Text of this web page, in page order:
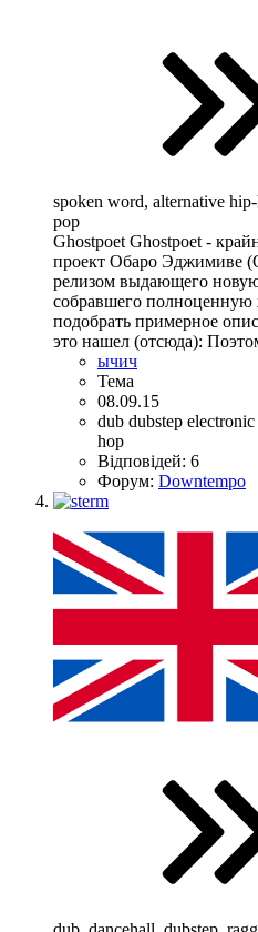
spoken word, alternative
pop
Ghostpoet Ghostpoet -
проект Обаро Эджимиве
релизом выдающего
собравшего
подобрать примерное
это нашел (отсюда):
ычич
Тема
08.09.15
dub dubstep electronic
hop
Відповідей: 6
Форум: Downtempo